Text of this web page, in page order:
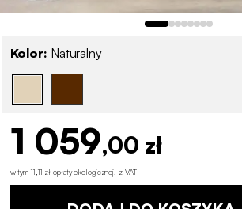
Kolor: Naturalny
1 059,00 zł
w tym 11,11 zł opłaty ekologicznej z VAT